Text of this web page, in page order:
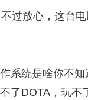
过放心，这台
系统是啥你不
了DOTA，玩